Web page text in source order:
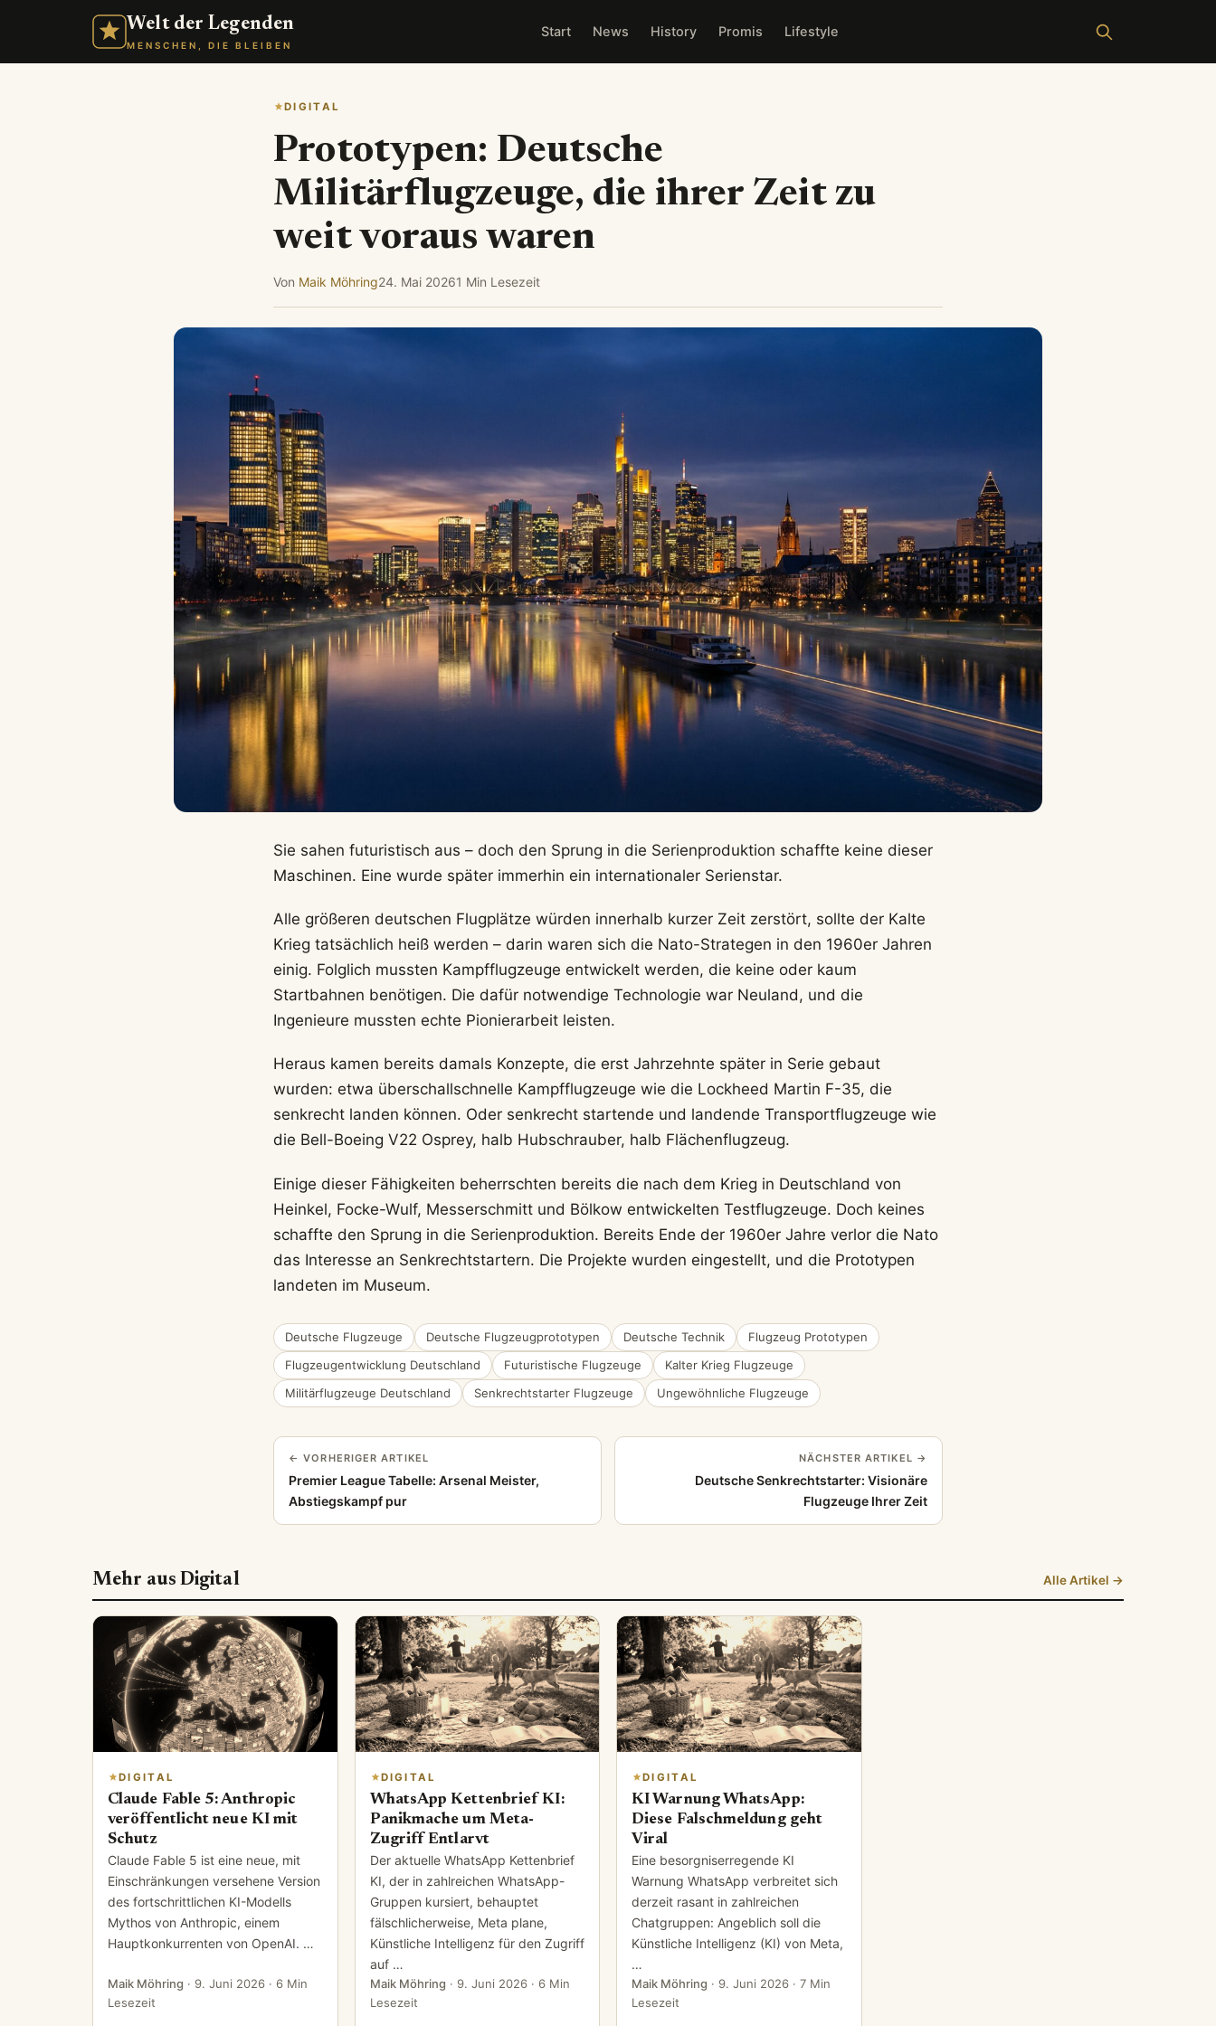
Welt der Legenden
MENSCHEN, DIE BLEIBEN
Start News History Promis Lifestyle
DIGITAL
Prototypen: Deutsche
Militärflugzeuge, die ihrer Zeit zu
weit voraus waren
Von Maik Möhring24. Mai 20261 Min Lesezeit
Sie sahen futuristisch aus – doch den Sprung in die Serienproduktion schaffte keine dieser
Maschinen. Eine wurde später immerhin ein internationaler Serienstar.
Alle größeren deutschen Flugplätze würden innerhalb kurzer Zeit zerstört, sollte der Kalte
Krieg tatsächlich heiß werden – darin waren sich die Nato-Strategen in den 1960er Jahren
einig. Folglich mussten Kampfflugzeuge entwickelt werden, die keine oder kaum
Startbahnen benötigen. Die dafür notwendige Technologie war Neuland, und die
Ingenieure mussten echte Pionierarbeit leisten.
Heraus kamen bereits damals Konzepte, die erst Jahrzehnte später in Serie gebaut
wurden: etwa überschallschnelle Kampfflugzeuge wie die Lockheed Martin F-35, die
senkrecht landen können. Oder senkrecht startende und landende Transportflugzeuge wie
die Bell-Boeing V22 Osprey, halb Hubschrauber, halb Flächenflugzeug.
Einige dieser Fähigkeiten beherrschten bereits die nach dem Krieg in Deutschland von
Heinkel, Focke-Wulf, Messerschmitt und Bölkow entwickelten Testflugzeuge. Doch keines
schaffte den Sprung in die Serienproduktion. Bereits Ende der 1960er Jahre verlor die Nato
das Interesse an Senkrechtstartern. Die Projekte wurden eingestellt, und die Prototypen
landeten im Museum.
Deutsche Flugzeuge Deutsche Flugzeugprototypen Deutsche Technik
Flugzeug Prototypen
Flugzeugentwicklung Deutschland
Futuristische Flugzeuge
Kalter Krieg Flugzeuge
Militärflugzeuge Deutschland
Senkrechtstarter Flugzeuge Ungewöhnliche Flugzeuge
← VORHERIGER ARTIKEL
Premier League Tabelle: Arsenal Meister,
Abstiegskampf pur
NÄCHSTER ARTIKEL →
Deutsche Senkrechtstarter: Visionäre
Flugzeuge Ihrer Zeit
Mehr aus Digital Alle Artikel →
DIGITAL
Claude Fable 5: Anthropic
veröffentlicht neue KI mit
Schutz
Claude Fable 5 ist eine neue, mit
Einschränkungen versehene Version
des fortschrittlichen KI-Modells
Mythos von Anthropic, einem
Hauptkonkurrenten von OpenAI. …
Maik Möhring · 9. Juni 2026 · 6 Min
Lesezeit
DIGITAL
WhatsApp Kettenbrief KI:
Panikmache um Meta-
Zugriff Entlarvt
Der aktuelle WhatsApp Kettenbrief
KI, der in zahlreichen WhatsApp-
Gruppen kursiert, behauptet
fälschlicherweise, Meta plane,
Künstliche Intelligenz für den Zugriff
auf …
Maik Möhring · 9. Juni 2026· 6 Min
Lesezeit
DIGITAL
KI Warnung WhatsApp:
Diese Falschmeldung geht
Viral
Eine besorgniserregende KI
Warnung WhatsApp verbreitet sich
derzeit rasant in zahlreichen
Chatgruppen: Angeblich soll die
Künstliche Intelligenz (KI) von Meta,
…
Maik Möhring · 9. Juni 2026 · 7 Min
Lesezeit